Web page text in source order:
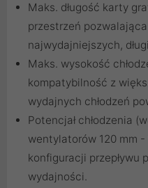
Maks. długość karty
przestrzeń
najwydajniejszych,
Maks. wysokość
kompatybilność z
wydajnych chłodzeń
Potencjał chłodzenia
wentylatorów 120 mm
konfiguracji przepływu
wydajności.